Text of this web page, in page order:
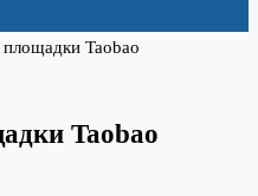
Taobao
Taobao